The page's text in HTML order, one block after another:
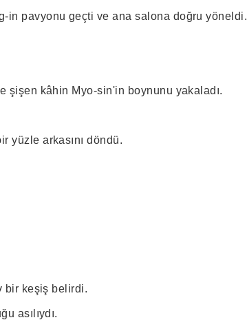
in pavyonu geçti ve ana salona doğru yöneldi.
şişen kâhin Myo-sin'in boynunu yakaladı.
yüzle arkasını döndü.
bir keşiş belirdi.
asılıydı.